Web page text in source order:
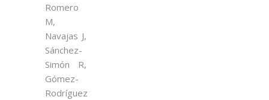
Romero
M,
Navajas J,
Sánchez-
Simón R,
Gómez-
Rodríguez